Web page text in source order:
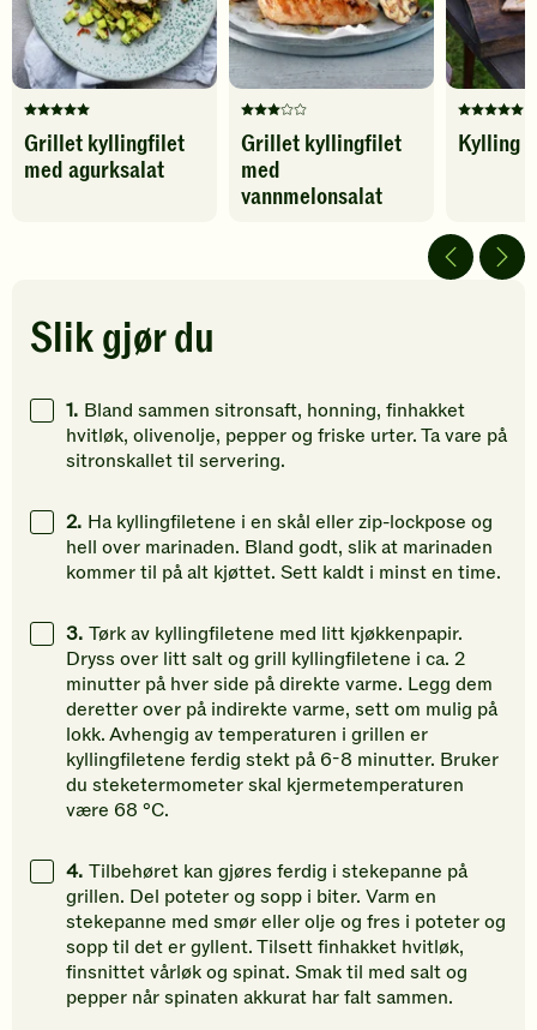
Denne
oppskriften
har
Klikk
for
gi
din
vurdering.
Grillet kyllingfilet
med agurksalat
Denne
oppskriften
har
fått
din
vurdering.
Grillet kyllingfilet
med
vannmelonsalat
Denne
av
5
din
Kylling
Slik gjør du
1. Bland sammen sitronsaft, honning, finhakket
hvitløk, olivenolje, pepper og friske urter. Ta vare på
sitronskallet til servering.
2. Ha kyllingfiletene i en skål eller zip-lockpose og
hell over marinaden. Bland godt, slik at marinaden
kommer til på alt kjøttet. Sett kaldt i minst en time.
3. Tørk av kyllingfiletene med litt kjøkkenpapir.
Dryss over litt salt og grill kyllingfiletene i ca. 2
minutter på hver side på direkte varme. Legg dem
deretter over på indirekte varme, sett om mulig på
lokk. Avhengig av temperaturen i grillen er
kyllingfiletene ferdig stekt på 6-8 minutter. Bruker
du steketermometer skal kjermetemperaturen
være 68 °C.
4. Tilbehøret kan gjøres ferdig i stekepanne på
grillen. Del poteter og sopp i biter. Varm en
stekepanne med smør eller olje og fres i poteter og
sopp til det er gyllent. Tilsett finhakket hvitløk,
finsnittet vårløk og spinat. Smak til med salt og
pepper når spinaten akkurat har falt sammen.